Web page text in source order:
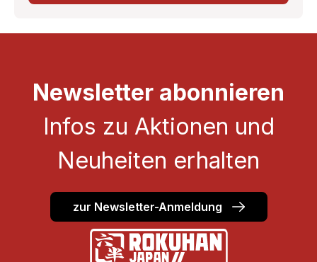
Newsletter abonnieren
Infos zu Aktionen und
Neuheiten erhalten
zur Newsletter-Anmeldung